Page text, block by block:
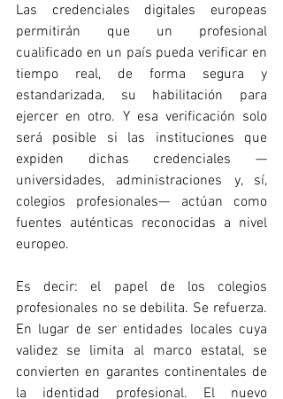
Las credenciales digitales europeas
permitirán que un profesional
cualificado en un país pueda verificar en
tiempo real, de forma segura y
estandarizada, su habilitación para
ejercer en otro. Y esa verificación solo
será posible si las instituciones que
expiden dichas credenciales —
universidades, administraciones y, sí,
colegios profesionales— actúan como
fuentes auténticas reconocidas a nivel
europeo.
Es decir: el papel de los colegios
profesionales no se debilita. Se refuerza.
En lugar de ser entidades locales cuya
validez se limita al marco estatal, se
convierten en garantes continentales de
la identidad profesional. El nuevo